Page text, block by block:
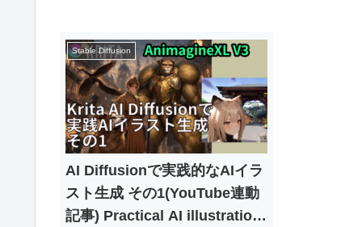
Stable Diffusion
AI Diffusionで実践的なAIイラ
スト生成 その1(YouTube連動
記事) Practical AI illustration